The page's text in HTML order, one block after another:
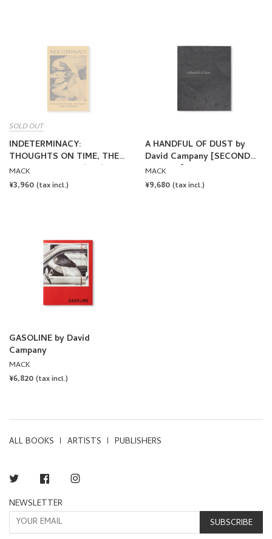
SOLD OUT
INDETERMINACY:
THOUGHTS ON TIME, THE
IMAGE, AND RACE(ISM) by
David Campany & Stanley
MACK
REGULAR
¥3,960 (tax incl.)
A HANDFUL OF DUST by
David Campany [SECOND
EDITION]
MACK
REGULAR
¥9,680 (tax incl.)
GASOLINE by David
Campany
MACK
REGULAR
¥6,820 (tax incl.)
ALL BOOKS ARTISTS PUBLISHERS
Twitter Facebook
NEWSLETTER
SUBSCRIBE